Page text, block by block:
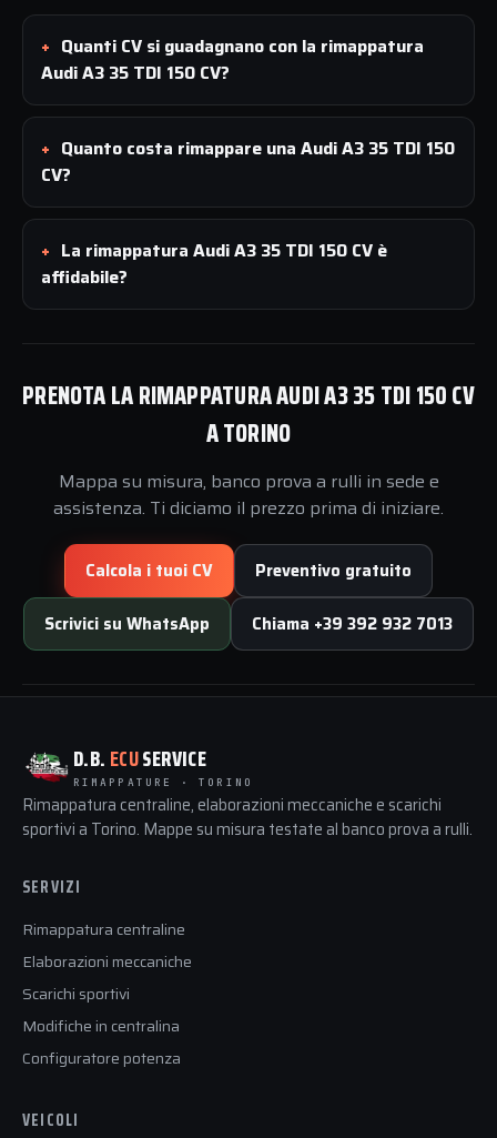
Quanti CV si guadagnano con la rimappatura
Audi A3 35 TDI 150 CV?
Quanto costa rimappare una Audi A3 35 TDI 150
CV?
La rimappatura Audi A3 35 TDI 150 CV è
affidabile?
PRENOTA LA RIMAPPATURA AUDI A3 35 TDI 150 CV
A TORINO
Mappa su misura, banco prova a rulli in sede e
assistenza. Ti diciamo il prezzo prima di iniziare.
Calcola i tuoi CV Preventivo gratuito
Scrivici su WhatsApp Chiama +39 392 932 7013
D.B. ECUSERVICE
RIMAPPATURE · TORINO
Rimappatura centraline, elaborazioni meccaniche e scarichi
sportivi a Torino. Mappe su misura testate al banco prova a rulli.
SERVIZI
Rimappatura centraline
Elaborazioni meccaniche
Scarichi sportivi
Modifiche in centralina
Configuratore potenza
VEICOLI